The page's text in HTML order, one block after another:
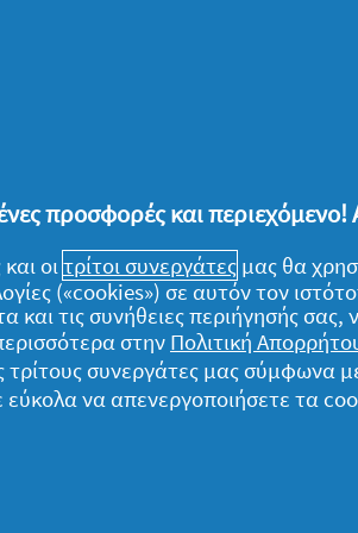
τα πλακάκια μας να
με ένα πανί ή λίγο χαρτί κουζίνας
μας, τα επανατοποθετούμε στην
σημασία να θυμόμαστε πως όσο πιο συνεπείς
προσφορές και
οιτρίτοι συνεργάτες μας θα
(«cookies») σε αυτόν τον
τις συνήθειες περιήγησής
στην Πολιτική
τρίτους συνεργάτες μας σύμφωνα
εύκολα να απενεργοποιήσετε τα